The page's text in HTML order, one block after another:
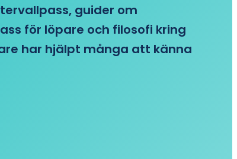
guider om
för löpare och filosofi kring
har hjälpt många att känna